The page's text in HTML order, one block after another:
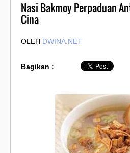
Nasi Bakmoy Perpaduan
Cina
OLEH DWINA.NET
Bagikan :